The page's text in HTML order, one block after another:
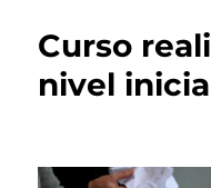
Curso
nivel